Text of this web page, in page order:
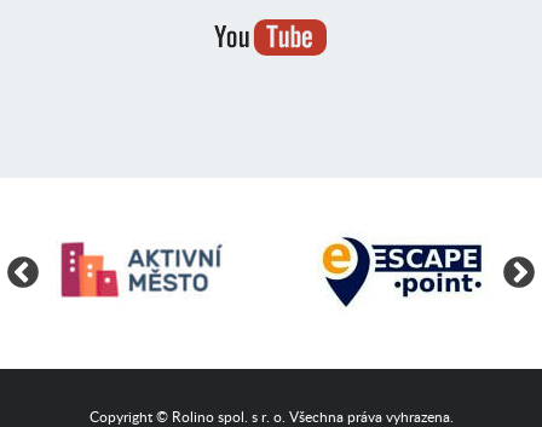
Copyright © Rolino spol. s r. o. Všechna práva vyhrazena.